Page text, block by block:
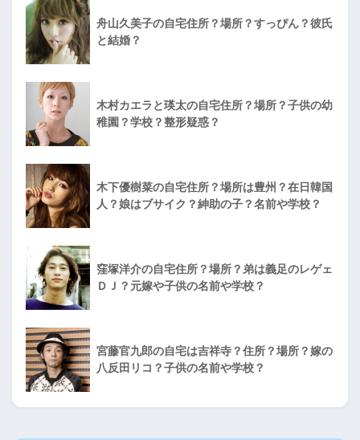
舟山久美子の自宅住所？場所？すっぴん？彼氏
と結婚？
木村カエラと瑛太の自宅住所？場所？子供の幼
稚園？学校？整形疑惑？
木下優樹菜の自宅住所？場所は豊州？在日韓国
人？娘はブサイク？紳助の子？名前や学校？
窪塚洋介の自宅住所？場所？弟は義足のレゲェ
ＤＪ？元嫁や子供の名前や学校？
宮藤官九郎の自宅は吉祥寺？住所？場所？嫁の
八反田リコ？子供の名前や学校？